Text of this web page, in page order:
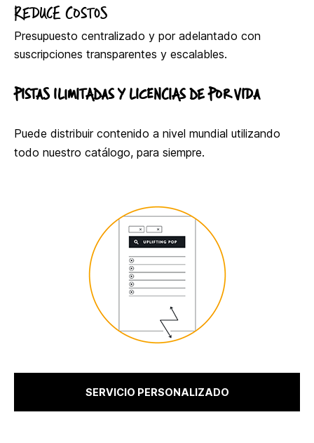
REDUCE COSTOS
Presupuesto centralizado y por adelantado con
suscripciones transparentes y escalables.
PISTAS ILIMITADAS Y LICENCIAS DE POR VIDA
Puede distribuir contenido a nivel mundial utilizando
todo nuestro catálogo, para siempre.
SERVICIO PERSONALIZADO